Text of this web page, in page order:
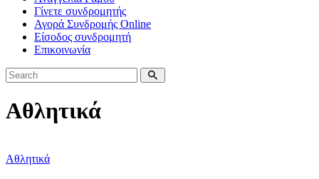
Γίνετε συνδρομητής
Αγορά Συνδρομής Online
Είσοδος συνδρομητή
Επικοινωνία
Αθλητικά
Αθλητικά